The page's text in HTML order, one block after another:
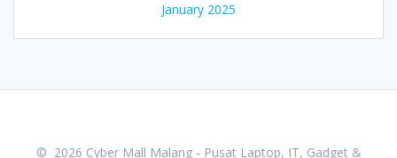
January 2025
© 2026 Cyber Mall Malang - Pusat Laptop, IT, Gadget &